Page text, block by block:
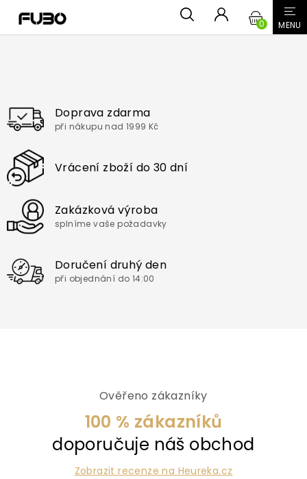
obsah
Doprava zdarma
při nákupu nad 1999 Kč
Vrácení zboží do 30 dní
Zakázková výroba
splníme vaše požadavky
Doručení druhý den
při objednání do 14:00
Ověřeno zákazníky
100 % zákazníků
doporučuje náš obchod
Zobrazit recenze na Heureka.cz